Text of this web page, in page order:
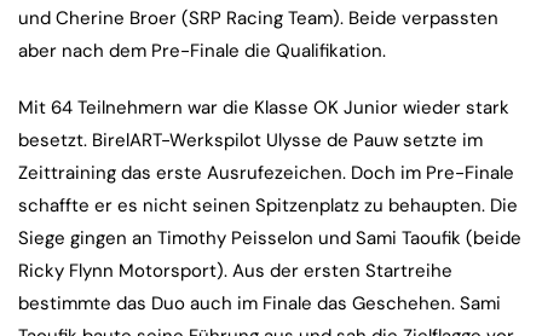
und Cherine Broer (SRP Racing Team). Beide verpassten
aber nach dem Pre-Finale die Qualifikation.
Mit 64 Teilnehmern war die Klasse OK Junior wieder stark
besetzt. BirelART-Werkspilot Ulysse de Pauw setzte im
Zeittraining das erste Ausrufezeichen. Doch im Pre-Finale
schaffte er es nicht seinen Spitzenplatz zu behaupten. Die
Siege gingen an Timothy Peisselon und Sami Taoufik (beide
Ricky Flynn Motorsport). Aus der ersten Startreihe
bestimmte das Duo auch im Finale das Geschehen. Sami